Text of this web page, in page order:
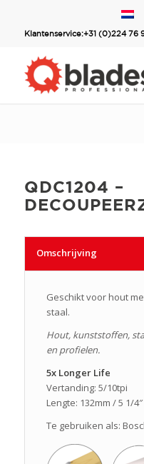
Klantenservice:+31 (0)224 76
QDC1204 –
Omschrijving
Geschikt voor hout
staal.
Hout, kunststoffen,
en profielen.
5x Longer Life
Vertanding: 5/10tpi
Lengte: 132mm / 5 1/4″
Te gebruiken als: